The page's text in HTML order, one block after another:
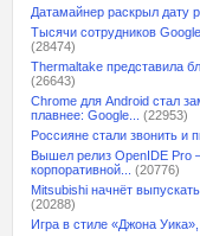
Датамайнер раскрыл дату
Тысячи сотрудников Google
(28474)
Thermaltake представила
(26643)
Chrome для Android стал
плавнее: Google...
(22953)
Россияне стали звонить и
Вышел релиз OpenIDE Pro
корпоративной...
(20776)
Mitsubishi начнёт выпускать
(20288)
Игра в стиле «Джона Уика»,